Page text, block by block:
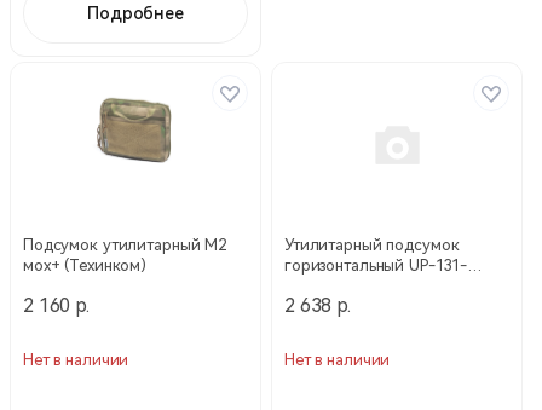
Подробнее
Подсумок утилитарный М2
мох+ (Техинком)
2 160 р.
Нет в наличии
Утилитарный подсумок
горизонтальный UP-131-
2 638 р.
Нет в наличии